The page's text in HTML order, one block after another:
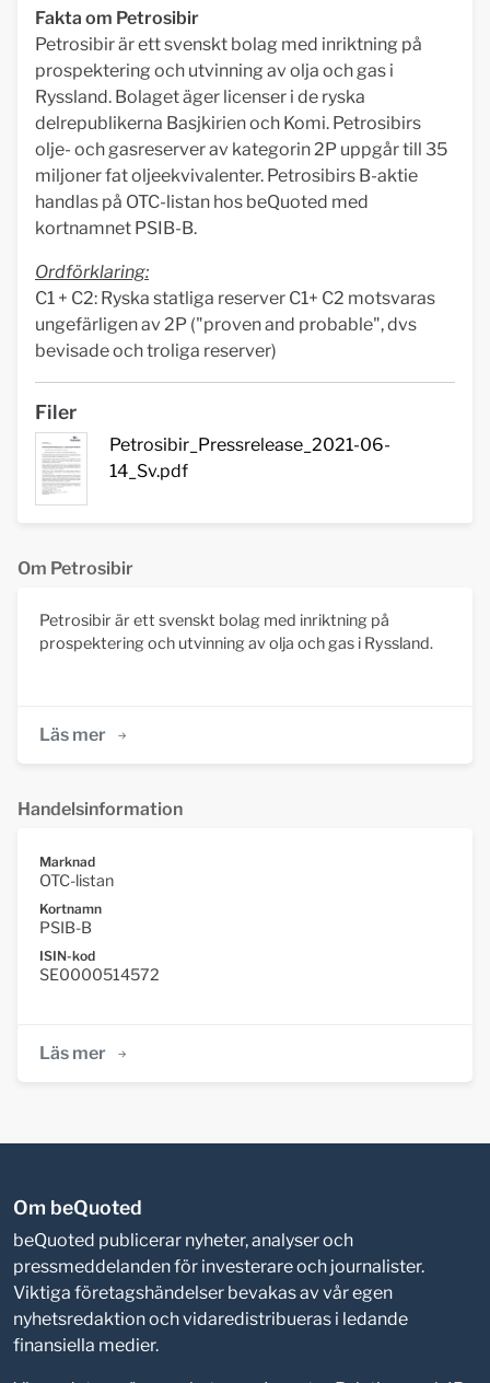
Fakta om Petrosibir
Petrosibir är ett svenskt bolag med inriktning på
prospektering och utvinning av olja och gas i
Ryssland. Bolaget äger licenser i de ryska
delrepublikerna Basjkirien och Komi. Petrosibirs
olje- och gasreserver av kategorin 2P uppgår till 35
miljoner fat oljeekvivalenter. Petrosibirs B-aktie
handlas på OTC-listan hos beQuoted med
kortnamnet PSIB-B.
Ordförklaring:
C1 + C2: Ryska statliga reserver C1+ C2 motsvaras
ungefärligen av 2P ("proven and probable", dvs
bevisade och troliga reserver)
Filer
Petrosibir_Pressrelease_2021-06-
14_Sv.pdf
Om Petrosibir
Petrosibir är ett svenskt bolag med inriktning på
prospektering och utvinning av olja och gas i Ryssland.
Läs mer
Handelsinformation
Marknad
OTC-listan
Kortnamn
PSIB-B
ISIN-kod
SE0000514572
Läs mer
Om beQuoted
beQuoted publicerar nyheter, analyser och
pressmeddelanden för investerare och journalister.
Viktiga företagshändelser bevakas av vår egen
nyhetsredaktion och vidaredistribueras i ledande
finansiella medier.